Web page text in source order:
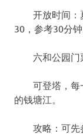
开放时间：
30，参考30分钟
六和公园门
可登塔，每
的钱塘江。
攻略：可先